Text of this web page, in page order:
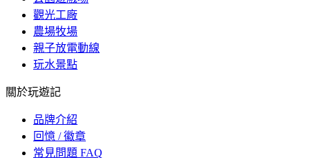
觀光工廠
農場牧場
親子放電動線
玩水景點
關於玩遊記
品牌介紹
回憶 / 徽章
常見問題 FAQ